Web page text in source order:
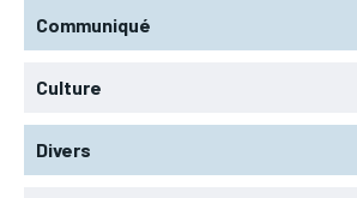
Communiqué
Culture
Divers